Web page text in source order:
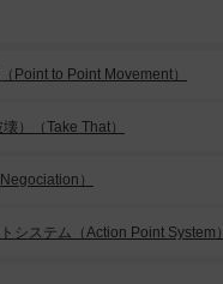
Point to Point Movement）
）（Take That）
）
システム（Action Point System）